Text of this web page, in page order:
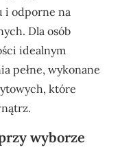
i odporne na
Dla osób
idealnym
pełne, wykonane
które
wyborze